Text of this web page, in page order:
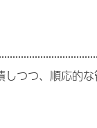
つつ、順応的